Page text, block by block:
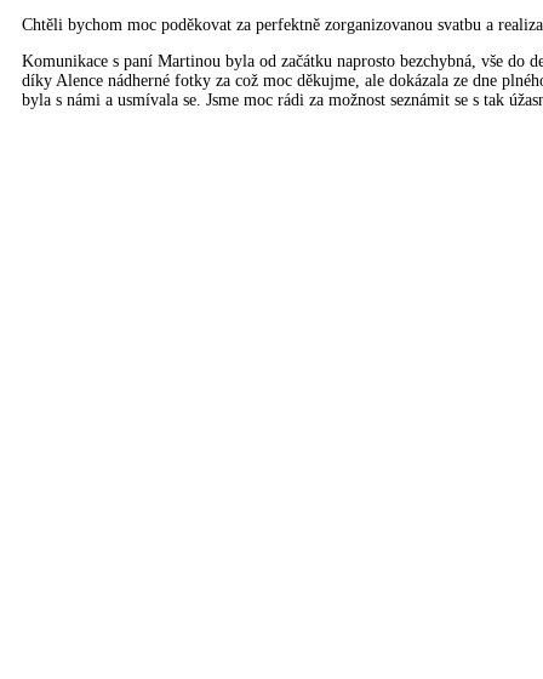
Chtěli bychom moc poděkovat za perfektně zorganizovanou svatbu a
Komunikace s paní Martinou byla od začátku naprosto bezchybná, vše
díky Alence nádherné fotky za což moc děkujme, ale dokázala ze dne
byla s námi a usmívala se. Jsme moc rádi za možnost seznámit se s tak